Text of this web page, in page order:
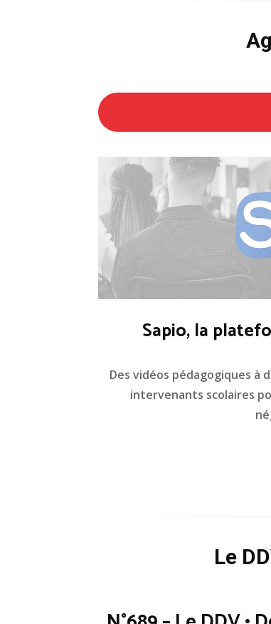
Sapio, la
Des vidéos pédagogiques à
intervenants scolaires
Le